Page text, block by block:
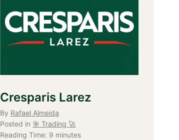
Cresparis Larez
By Rafael Almeida
Posted in 🎯 Trading 🚀
Reading Time: 9 minutes